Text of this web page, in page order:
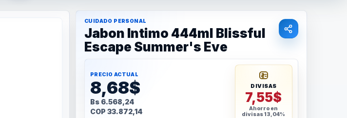
CUIDADO PERSONAL
Jabon Intimo 444ml Blissful
Escape Summer's Eve
PRECIO ACTUAL
8,68$
Bs 6.568,24
COP 33.872,14
DIVISAS
7,55$
Ahorro en
divisas13,04%